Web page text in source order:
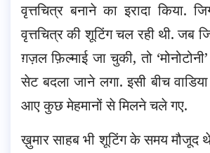
वृत्तचित्र बनाने का इरादा किया.
वृत्तचित्र की शूटिंग चल रही थी. जब
ग़ज़ल फ़िल्माई जा चुकी, तो
सेट बदला जाने लगा. इसी बीच
आए कुछ मेहमानों से मिलने चले गए.
ख़ुमार साहब भी शूटिंग के समय मौजूद